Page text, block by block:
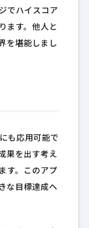
でハイスコア
ます。他人と
を堪能しまし
も応用可能で
果を出す考え
す。このアプ
な目標達成へ